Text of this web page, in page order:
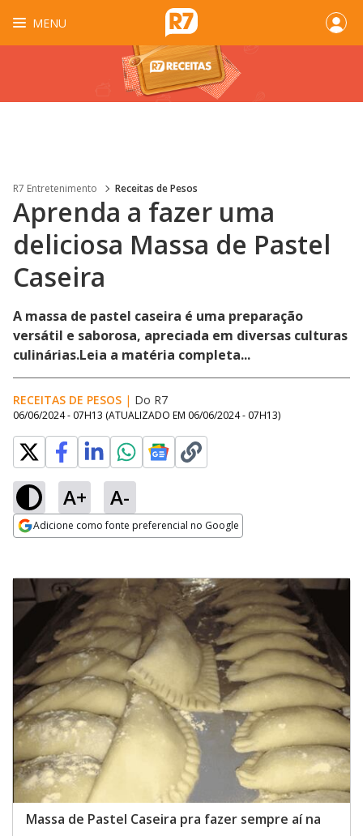
MENU
R7 Entretenimento Receitas de Pesos
Aprenda a fazer uma
deliciosa Massa de Pastel
Caseira
A massa de pastel caseira é uma preparação
versátil e saborosa, apreciada em diversas culturas
culinárias.Leia a matéria completa...
RECEITAS DE PESOS | Do R7
06/06/2024 - 07H13 (ATUALIZADO EM 06/06/2024 - 07H13)
A+ A-
Adicione como fonte preferencial no Google
Massa de Pastel Caseira pra fazer sempre aí na